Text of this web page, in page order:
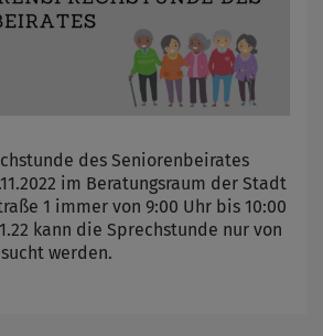
des Seniorenbeirates
im Beratungsraum der Stadt
1 immer von 9:00 Uhr bis 10:00
kann die Sprechstunde nur von
werden.